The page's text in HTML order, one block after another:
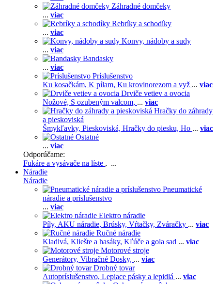
Záhradné domčeky
... viac
Rebríky a schodíky
... viac
Konvy, nádoby a sudy
... viac
Bandasky
... viac
Príslušenstvo
Ku kosačkám, K pílam, Ku krovinorezom a vyž ... viac
Drviče vetiev a ovocia
Nožové, S ozubeným valcom, ... viac
Hračky do záhrady
a pieskoviská
Šmykľavky, Pieskoviská, Hračky do piesku, Ho ... viac
Ostatné
... viac
Odporúčame:
Fukáre a vysávače na líste , ...
Náradie
Náradie
Pneumatické
náradie a príslušenstvo
... viac
Elektro náradie
Píly, AKU náradie, Brúsky, Vŕtačky, Zváračky ... viac
Ručné náradie
Kladivá, Kliešte a hasáky, Kľúče a gola sad ... viac
Motorové stroje
Generátory, Vibračné Dosky, ... viac
Drobný tovar
Autopríslušenstvo, Lepiace pásky a lepidlá ... viac